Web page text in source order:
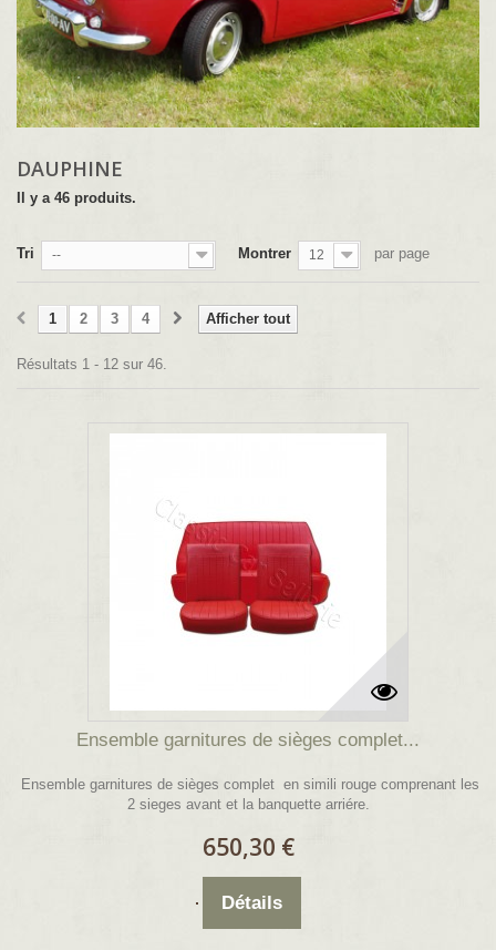
DAUPHINE
Il y a 46 produits.
Tri -- Montrer 12 par page
Afficher tout
1 2 3 4
Résultats 1 - 12 sur 46.
Ensemble garnitures de sièges complet...
Ensemble garnitures de sièges complet en simili rouge comprenant les
2 sieges avant et la banquette arriére.
650,30 €
Détails